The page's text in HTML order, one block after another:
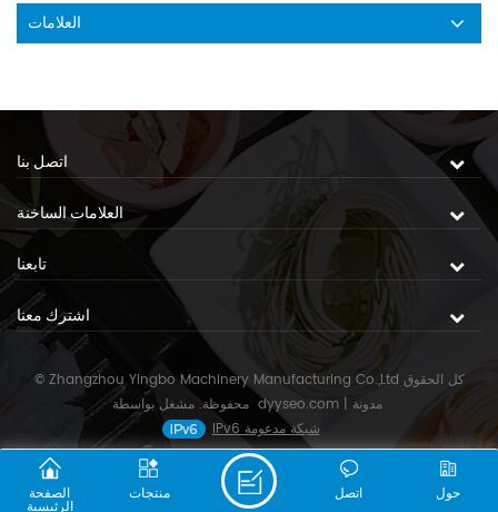
العلامات
اتصل بنا
العلامات الساخنة
تابعنا
اشترك معنا
© Zhangzhou Yingbo Machinery Manufacturing Co.,Ltd كل الحقوق
محفوظة. مشغل بواسطة dyyseo.com | مدونة
IPv6 شبكة مدعومة
الصفحة
الرئيسية
منتجات حول اتصل